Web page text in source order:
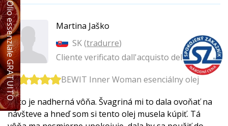
Martina Jaško
SK (tradurre)
Cliente verificato dall'acquisto del prodotto
BEWIT Inner Woman esenciálny olej
Toto je nadherná vôňa. Švagriná mi to dala ovoňať na
návšteve a hneď som si tento olej musela kúpiť. Tá
Olio essenziale GRATUITO